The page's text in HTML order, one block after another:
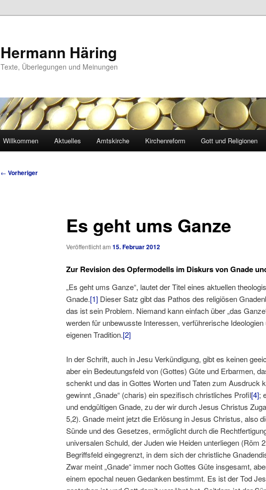
Hermann Häring
Texte, Überlegungen und Meinungen
Willkommen Aktuelles Amtskirche Kirchenreform Gott und Religionen
Beitragsnavigation
← Vorheriger
Es geht ums Ganze
Veröffentlicht am 15. Februar 2012
Zur Revision des Opfermodells im Diskurs von Gnade
„Es geht ums Ganze“, lautet der Titel eines aktuellen
Gnade.[1]Dieser Satz gibt das Pathos des religiösen
das ist sein Problem. Niemand kann einfach über „das
werden für unbewusste Interessen, verführerische
eigenen Tradition.[2]
In der Schrift, auch in Jesu Verkündigung, gibt es keinen
aber ein Bedeutungsfeld von (Gottes) Güte und Erbarmen,
schenkt und das in Gottes Worten und Taten zum Ausdruck
gewinnt „Gnade“ (charis) ein spezifisch christliches Profil[4];
und endgültigen Gnade, zu der wir durch Jesus Christus
5,2). Gnade meint jetzt die Erlösung in Jesus Christus, also
Sünde und des Gesetzes, ermöglicht durch die
universalen Schuld, der Juden wie Heiden unterliegen (Röm
Begriffsfeld eingegrenzt, in dem sich der christliche
Zwar meint „Gnade“ immer noch Gottes Güte insgesamt,
einem epochal neuen Gedanken bestimmt. Es ist der Tod